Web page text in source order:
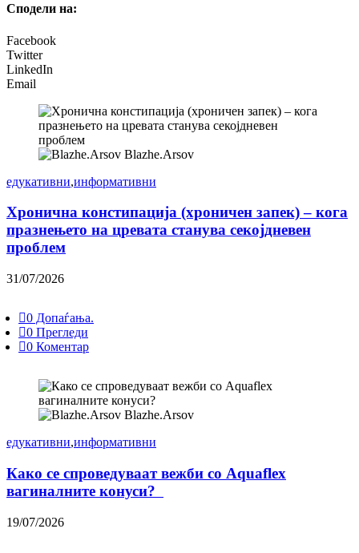
Сподели на:
Facebook
Twitter
LinkedIn
Email
Blazhe.Arsov
едукативни,информативни
Хронична констипација (хроничен запек) – кога
празнењето на цревата станува секојдневен
проблем
31/07/2026
0 Допаѓања.
0 Прегледи
0 Коментар
Blazhe.Arsov
едукативни,информативни
Како се спроведуваат вежби со Aquaflex
вагиналните конуси?
19/07/2026